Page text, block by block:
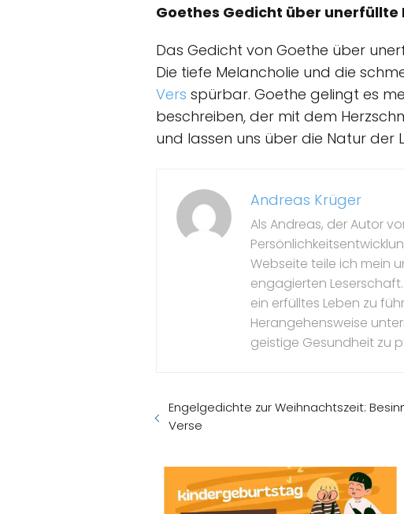
Goethes Gedicht über
Das Gedicht von Goethe über
Die tiefe Melancholie und die
Vers spürbar. Goethe gelingt es
beschreiben, der mit dem
und lassen uns über die Natur der
Andreas Krüger
Als Andreas, der Autor
Webseite teile ich mein
engagierten
ein erfülltes Leben zu
Herangehensweise
geistige Gesundheit zu
Engelgedichte zur Weihnachtszeit:
Verse